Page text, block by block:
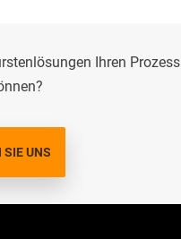
Ihren Prozess
SIE UNS